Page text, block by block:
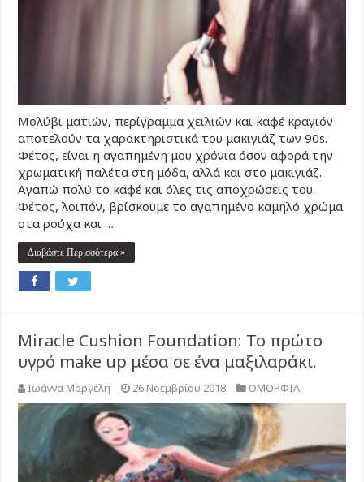
Μολύβι ματιών, περίγραμμα χειλιών και καφέ κραγιόν
αποτελούν τα χαρακτηριστικά του μακιγιάζ των 90s.
Φέτος, είναι η αγαπημένη μου χρόνια όσον αφορά την
χρωματική παλέτα στη μόδα, αλλά και στο μακιγιάζ.
Αγαπώ πολύ το καφέ και όλες τις αποχρώσεις του.
Φέτος, λοιπόν, βρίσκουμε το αγαπημένο καμηλό χρώμα
στα ρούχα και …
Διαβάστε Περισσότερα »
Miracle Cushion Foundation: Το πρώτο
υγρό make up μέσα σε ένα μαξιλαράκι.
Ιωάννα Μαργέλη 26 Νοεμβρίου 2018 ΟΜΟΡΦΙΑ